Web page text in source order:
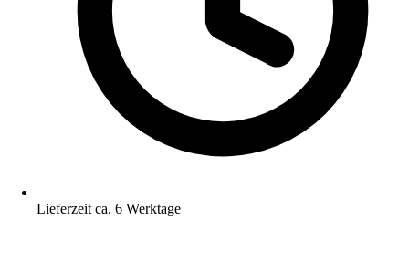
Lieferzeit ca. 6 Werktage